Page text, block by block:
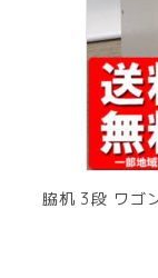
脇机 3段 ワゴ